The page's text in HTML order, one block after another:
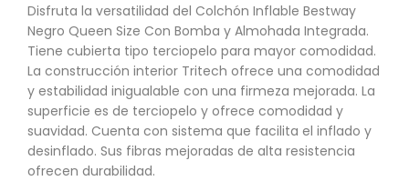
Disfruta la versatilidad del Colchón Inflable Bestway
Negro Queen Size Con Bomba y Almohada Integrada.
Tiene cubierta tipo terciopelo para mayor comodidad.
La construcción interior Tritech ofrece una comodidad
y estabilidad inigualable con una firmeza mejorada. La
superficie es de terciopelo y ofrece comodidad y
suavidad. Cuenta con sistema que facilita el inflado y
desinflado. Sus fibras mejoradas de alta resistencia
ofrecen durabilidad.